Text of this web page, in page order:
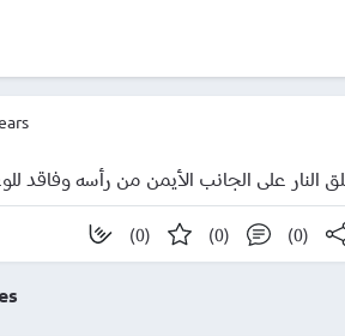
النار على الجانب الأيمن من رأسه وفاقد
(0) (0) (0)